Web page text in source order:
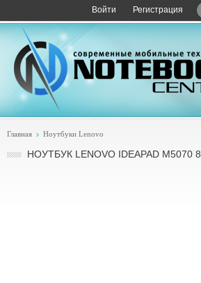
Войти Регистрация
Главная Ноутбуки Lenovo
НОУТБУК LENOVO IDEAPAD M5070